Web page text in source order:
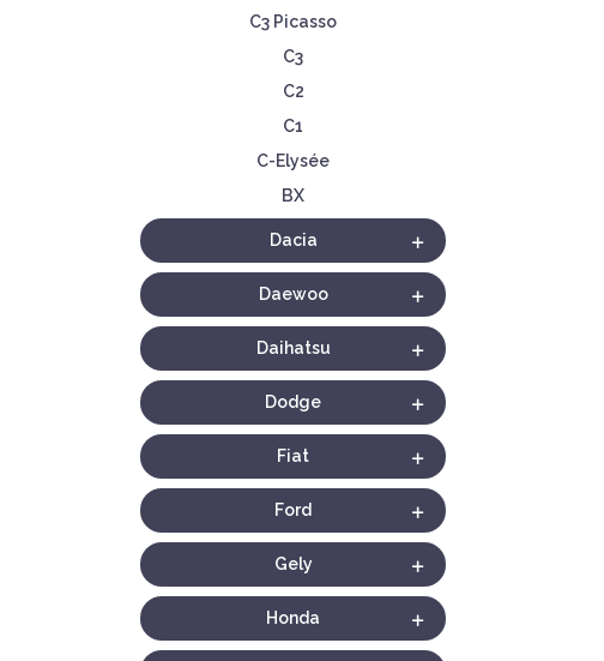
C3 Picasso
C3
C2
C1
C-Elysée
BX
Dacia
Daewoo
Daihatsu
Dodge
Fiat
Ford
Gely
Honda